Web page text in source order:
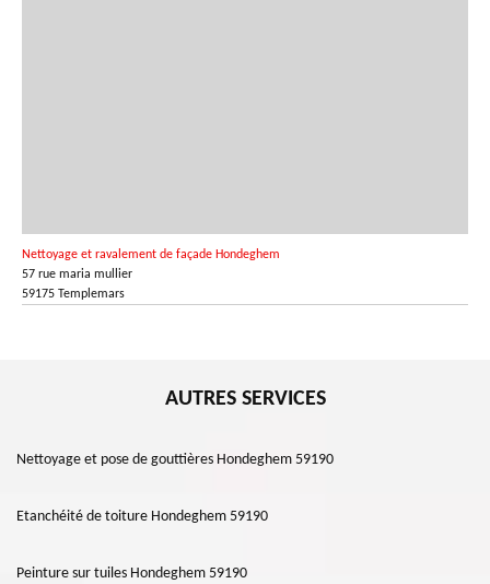
Nettoyage et ravalement de façade Hondeghem
57 rue maria mullier
59175 Templemars
AUTRES SERVICES
Nettoyage et pose de gouttières Hondeghem 59190
Etanchéité de toiture Hondeghem 59190
Peinture sur tuiles Hondeghem 59190